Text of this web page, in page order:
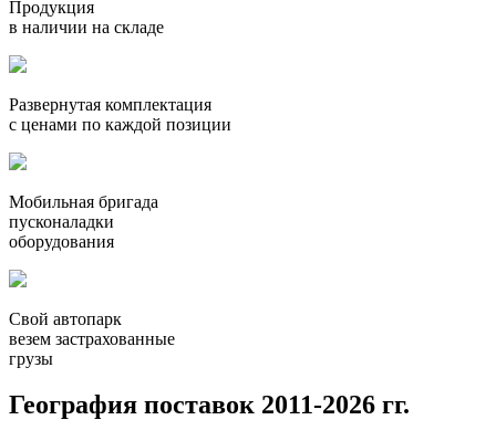
Продукция
в наличии на складе
Развернутая комплектация
с ценами по каждой позиции
Мобильная бригада
пусконаладки
оборудования
Свой автопарк
везем застрахованные
грузы
География поставок 2011-2026 гг.